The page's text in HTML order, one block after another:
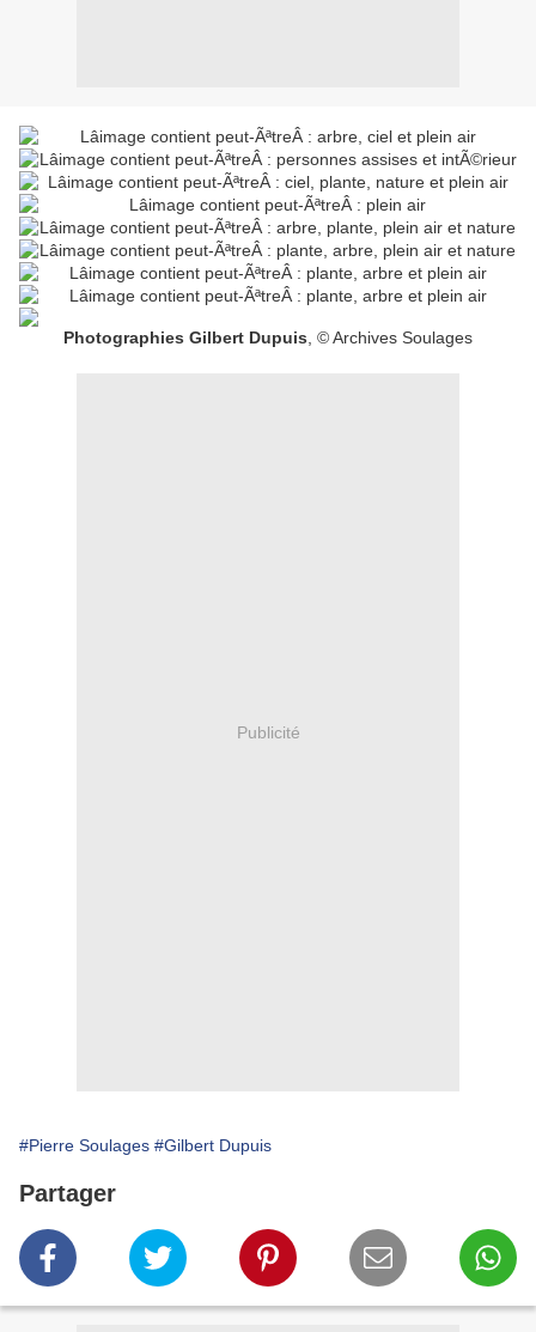
Photographies Gilbert Dupuis , © Archives Soulages
Publicité
#Pierre Soulages #Gilbert Dupuis
Partager